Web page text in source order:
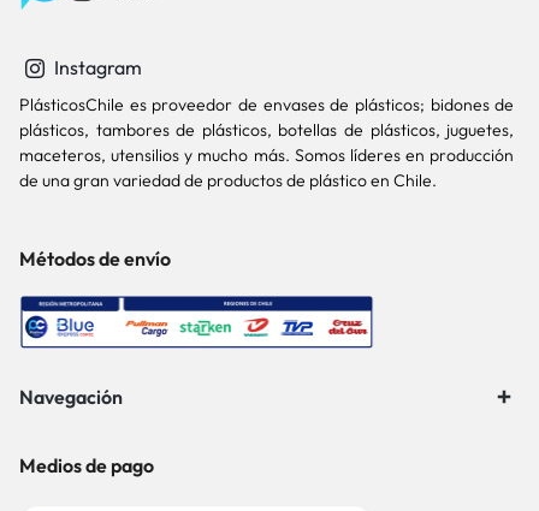
Instagram
PlásticosChile es proveedor de envases de plásticos; bidones de
plásticos, tambores de plásticos, botellas de plásticos, juguetes,
maceteros, utensilios y mucho más. Somos líderes en producción
de una gran variedad de productos de plástico en Chile.
Métodos de envío
Navegación
Medios de pago